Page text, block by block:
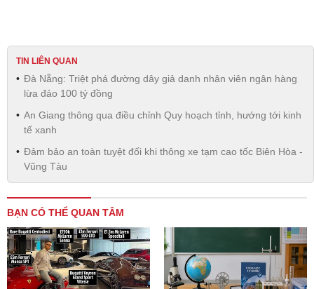
TIN LIÊN QUAN
Đà Nẵng: Triệt phá đường dây giả danh nhân viên ngân hàng
lừa đảo 100 tỷ đồng
An Giang thông qua điều chỉnh Quy hoạch tỉnh, hướng tới kinh
tế xanh
Đảm bảo an toàn tuyệt đối khi thông xe tạm cao tốc Biên Hòa -
Vũng Tàu
BẠN CÓ THỂ QUAN TÂM